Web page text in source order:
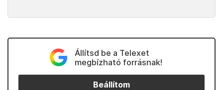
Állítsd be a Telexet
megbízható forrásnak!
Beállítom